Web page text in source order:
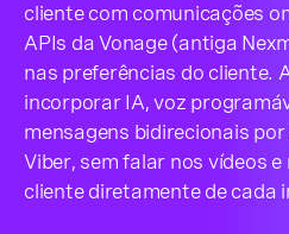
cliente com comunicações
APIs da Vonage (antiga
nas preferências do cliente.
incorporar IA, voz
mensagens bidirecionais
Viber, sem falar nos vídeos
cliente diretamente de cada